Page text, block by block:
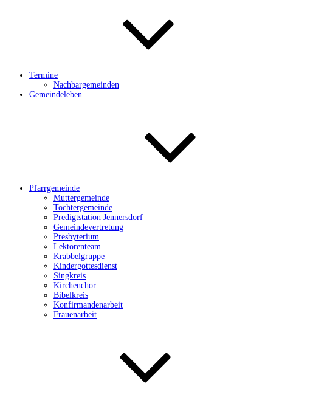
Termine
Nachbargemeinden
Gemeindeleben
Pfarrgemeinde
Muttergemeinde
Tochtergemeinde
Predigtstation Jennersdorf
Gemeindevertretung
Presbyterium
Lektorenteam
Krabbelgruppe
Kindergottesdienst
Singkreis
Kirchenchor
Bibelkreis
Konfirmandenarbeit
Frauenarbeit